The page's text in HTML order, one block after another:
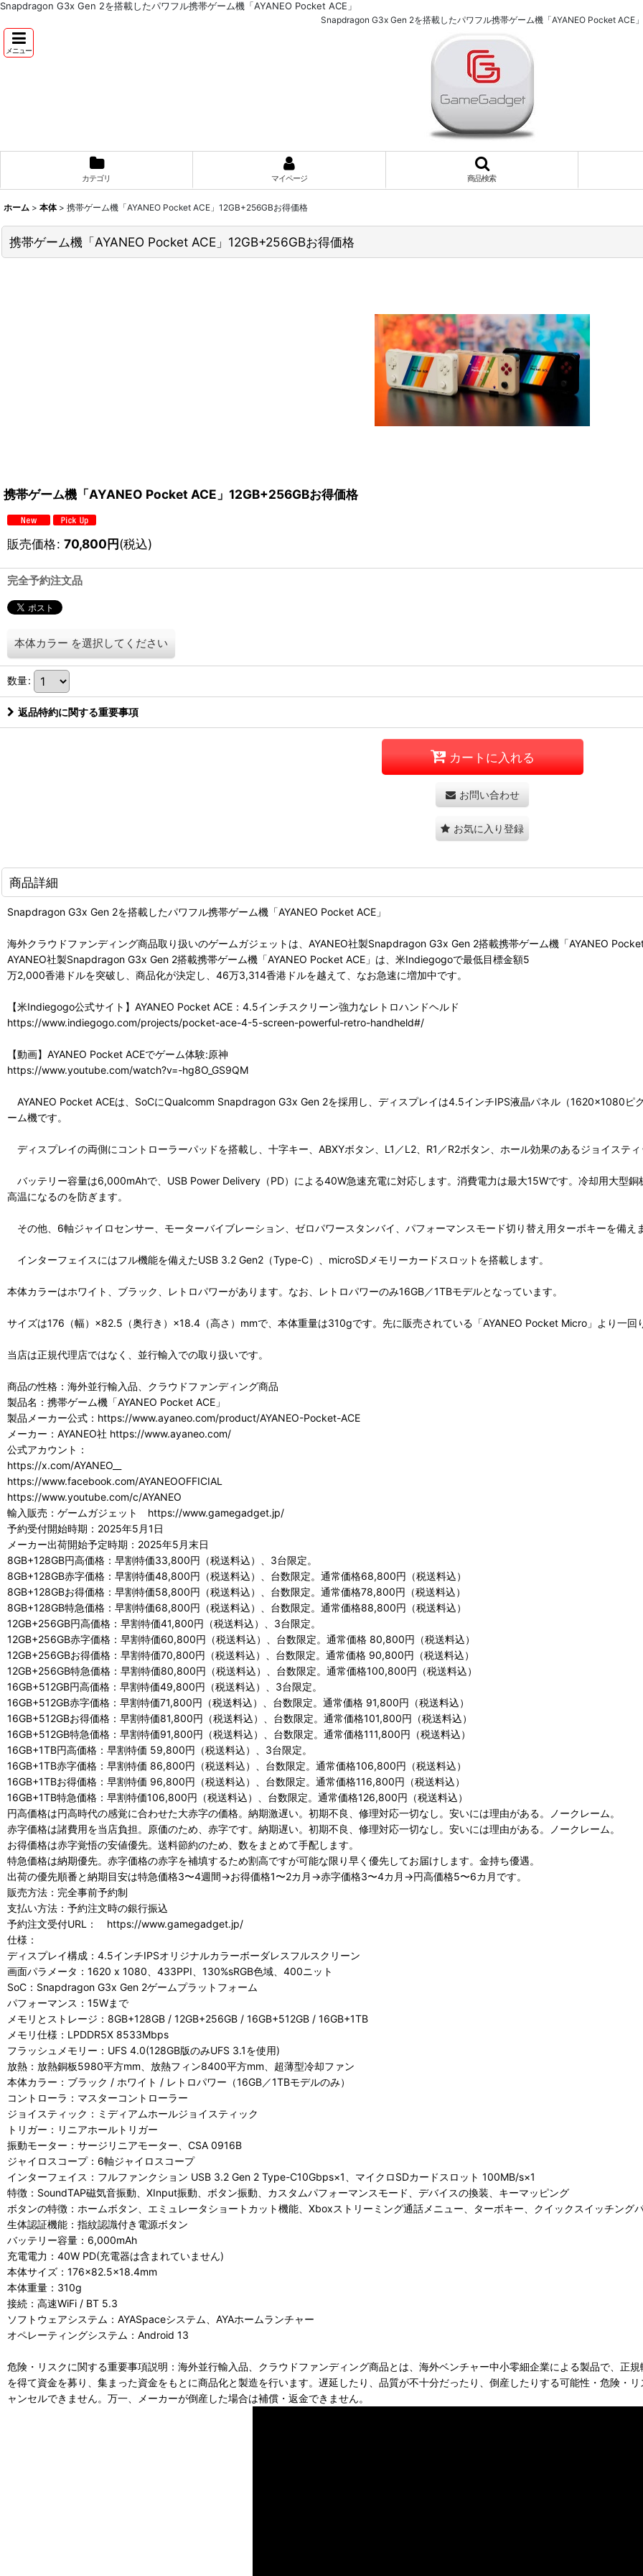
Snapdragon G3x Gen 2を搭載したパワフル携帯ゲーム機「AYANEO Pocket ACE」
Snapdragon G3x Gen 2を搭載したパワフル携帯ゲーム機「AYANEO Pocket ACE」
メニュー
カテゴリ マイページ 商品検索
ホーム > 本体 > 携帯ゲーム機「AYANEO Pocket ACE」12GB+256GBお得価格
携帯ゲーム機「AYANEO Pocket ACE」12GB+256GBお得価格
携帯ゲーム機「AYANEO Pocket ACE」12GB+256GBお得価格
販売価格: 70,800円(税込)
完全予約注文品
本体カラー を選択してください
数量:
返品特約に関する重要事項
カートに入れる
お問い合わせ
お気に入り登録
商品詳細
Snapdragon G3x Gen 2を搭載したパワフル携帯ゲーム機「AYANEO Pocket ACE」
海外クラウドファンディング商品取り扱いのゲームガジェットは、AYANEO社製Snapdragon G3x Gen 2搭載携帯ゲーム機「AYANEO
AYANEO社製Snapdragon G3x Gen 2搭載携帯ゲーム機「AYANEO Pocket ACE」は、米Indiegogoで最低目標金額5
万2,000香港ドルを突破し、商品化が決定し、46万3,314香港ドルを越えて、なお急速に増加中です。
【米Indiegogo公式サイト】AYANEO Pocket ACE：4.5インチスクリーン強力なレトロハンドヘルド
https://www.indiegogo.com/projects/pocket-ace-4-5-screen-powerful-retro-handheld#/
【動画】AYANEO Pocket ACEでゲーム体験:原神
https://www.youtube.com/watch?v=-hg8O_GS9QM
AYANEO Pocket ACEは、SoCにQualcomm Snapdragon G3x Gen 2を採用し、ディスプレイは4.5インチIPS液晶パネル（1620×1080ピ
ーム機です。
ディスプレイの両側にコントローラーパッドを搭載し、十字キー、ABXYボタン、L1／L2、R1／R2ボタン、ホール効果のあるジョイスティ
バッテリー容量は6,000mAhで、USB Power Delivery（PD）による40W急速充電に対応します。消費電力は最大15Wです。冷却用大型
高温になるのを防ぎます。
その他、6軸ジャイロセンサー、モーターバイブレーション、ゼロパワースタンバイ、パフォーマンスモード切り替え用ターボキーを備えま
インターフェイスにはフル機能を備えたUSB 3.2 Gen2（Type-C）、microSDメモリーカードスロットを搭載します。
本体カラーはホワイト、ブラック、レトロパワーがあります。なお、レトロパワーのみ16GB／1TBモデルとなっています。
サイズは176（幅）×82.5（奥行き）×18.4（高さ）mmで、本体重量は310gです。先に販売されている「AYANEO Pocket Micro」より一回
当店は正規代理店ではなく、並行輸入での取り扱いです。
商品の性格：海外並行輸入品、クラウドファンディング商品
製品名：携帯ゲーム機「AYANEO Pocket ACE」
製品メーカー公式：https://www.ayaneo.com/product/AYANEO-Pocket-ACE
メーカー：AYANEO社 https://www.ayaneo.com/
公式アカウント：
https://x.com/AYANEO__
https://www.facebook.com/AYANEOOFFICIAL
https://www.youtube.com/c/AYANEO
輸入販売：ゲームガジェット https://www.gamegadget.jp/
予約受付開始時期：2025年5月1日
メーカー出荷開始予定時期：2025年5月末日
8GB+128GB円高価格：早割特価33,800円（税送料込）、3台限定。
8GB+128GB赤字価格：早割特価48,800円（税送料込）、台数限定。通常価格68,800円（税送料込）
8GB+128GBお得価格：早割特価58,800円（税送料込）、台数限定。通常価格78,800円（税送料込）
8GB+128GB特急価格：早割特価68,800円（税送料込）、台数限定。通常価格88,800円（税送料込）
12GB+256GB円高価格：早割特価41,800円（税送料込）、3台限定。
12GB+256GB赤字価格：早割特価60,800円（税送料込）、台数限定。通常価格 80,800円（税送料込）
12GB+256GBお得価格：早割特価70,800円（税送料込）、台数限定。通常価格 90,800円（税送料込）
12GB+256GB特急価格：早割特価80,800円（税送料込）、台数限定。通常価格100,800円（税送料込）
16GB+512GB円高価格：早割特価49,800円（税送料込）、3台限定。
16GB+512GB赤字価格：早割特価71,800円（税送料込）、台数限定。通常価格 91,800円（税送料込）
16GB+512GBお得価格：早割特価81,800円（税送料込）、台数限定。通常価格101,800円（税送料込）
16GB+512GB特急価格：早割特価91,800円（税送料込）、台数限定。通常価格111,800円（税送料込）
16GB+1TB円高価格：早割特価 59,800円（税送料込）、3台限定。
16GB+1TB赤字価格：早割特価 86,800円（税送料込）、台数限定。通常価格106,800円（税送料込）
16GB+1TBお得価格：早割特価 96,800円（税送料込）、台数限定。通常価格116,800円（税送料込）
16GB+1TB特急価格：早割特価106,800円（税送料込）、台数限定。通常価格126,800円（税送料込）
円高価格は円高時代の感覚に合わせた大赤字の価格。納期激遅い。初期不良、修理対応一切なし。安いには理由がある。ノークレーム。
赤字価格は諸費用を当店負担。原価のため、赤字です。納期遅い。初期不良、修理対応一切なし。安いには理由がある。ノークレーム。
お得価格は赤字覚悟の安値優先。送料節約のため、数をまとめて手配します。
特急価格は納期優先。赤字価格の赤字を補填するため割高ですが可能な限り早く優先してお届けします。金持ち優遇。
出荷の優先順番と納期目安は特急価格3〜4週間→お得価格1〜2カ月→赤字価格3〜4カ月→円高価格5〜6カ月です。
販売方法：完全事前予約制
支払い方法：予約注文時の銀行振込
予約注文受付URL： https://www.gamegadget.jp/
仕様：
ディスプレイ構成：4.5インチIPSオリジナルカラーボーダレスフルスクリーン
画面パラメータ：1620 x 1080、433PPI、130%sRGB色域、400ニット
SoC：Snapdragon G3x Gen 2ゲームプラットフォーム
パフォーマンス：15Wまで
メモリとストレージ：8GB+128GB / 12GB+256GB / 16GB+512GB / 16GB+1TB
メモリ仕様：LPDDR5X 8533Mbps
フラッシュメモリー：UFS 4.0(128GB版のみUFS 3.1を使用)
放熱：放熱銅板5980平方mm、放熱フィン8400平方mm、超薄型冷却ファン
本体カラー：ブラック / ホワイト / レトロパワー（16GB／1TBモデルのみ）
コントローラ：マスターコントローラー
ジョイスティック：ミディアムホールジョイスティック
トリガー：リニアホールトリガー
振動モーター：サージリニアモーター、CSA 0916B
ジャイロスコープ：6軸ジャイロスコープ
インターフェイス：フルファンクション USB 3.2 Gen 2 Type-C10Gbps×1、マイクロSDカードスロット 100MB/s×1
特徴：SoundTAP磁気音振動、XInput振動、ボタン振動、カスタムパフォーマンスモード、デバイスの換装、キーマッピング
ボタンの特徴：ホームボタン、エミュレータショートカット機能、Xboxストリーミング通話メニュー、ターボキー、クイックスイッチング
生体認証機能：指紋認識付き電源ボタン
バッテリー容量：6,000mAh
充電電力：40W PD(充電器は含まれていません)
本体サイズ：176×82.5×18.4mm
本体重量：310g
接続：高速WiFi / BT 5.3
ソフトウェアシステム：AYASpaceシステム、AYAホームランチャー
オペレーティングシステム：Android 13
危険・リスクに関する重要事項説明：海外並行輸入品、クラウドファンディング商品とは、海外ベンチャー中小零細企業による製品で、正
を得て資金を募り、集まった資金をもとに商品化と製造を行います。遅延したり、品質が不十分だったり、倒産したりする可能性・危険・
ャンセルできません。万一、メーカーが倒産した場合は補償・返金できません。